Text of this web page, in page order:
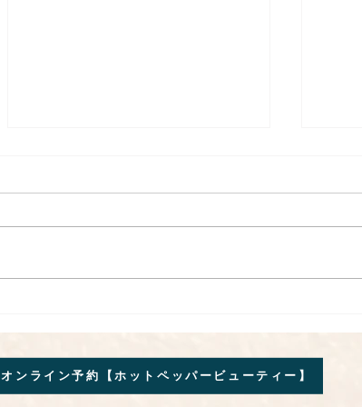
オイル
楽
オンライン予約【ホットペッパービューティー】